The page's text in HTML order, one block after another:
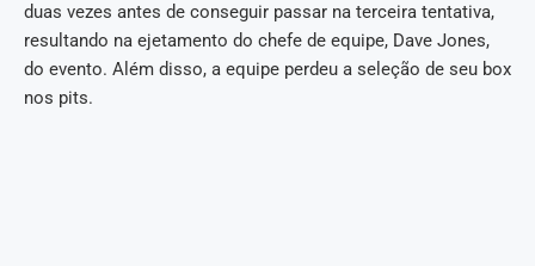
duas vezes antes de conseguir passar na terceira tentativa,
resultando na ejetamento do chefe de equipe, Dave Jones,
do evento. Além disso, a equipe perdeu a seleção de seu box
nos pits.